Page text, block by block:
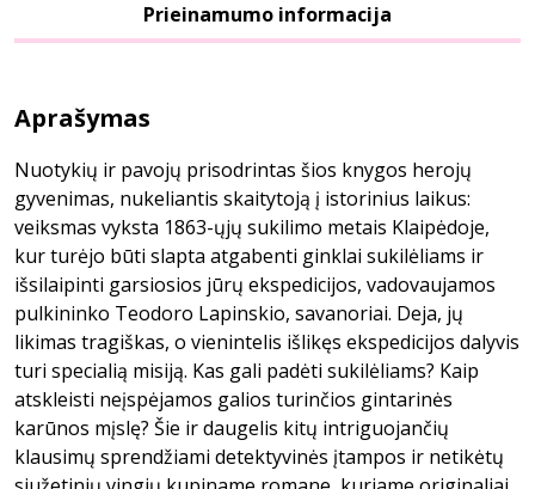
Prieinamumo informacija
Aprašymas
Nuotykių ir pavojų prisodrintas šios knygos herojų
gyvenimas, nukeliantis skaitytoją į istorinius laikus:
veiksmas vyksta 1863-ųjų sukilimo metais Klaipėdoje,
kur turėjo būti slapta atgabenti ginklai sukilėliams ir
išsilaipinti garsiosios jūrų ekspedicijos, vadovaujamos
pulkininko Teodoro Lapinskio, savanoriai. Deja, jų
likimas tragiškas, o vienintelis išlikęs ekspedicijos dalyvis
turi specialią misiją. Kas gali padėti sukilėliams? Kaip
atskleisti neįspėjamos galios turinčios gintarinės
karūnos mįslę? Šie ir daugelis kitų intriguojančių
klausimų sprendžiami detektyvinės įtampos ir netikėtų